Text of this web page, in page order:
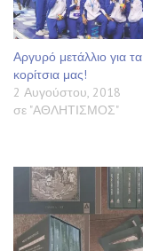
Αργυρό μετάλλιο για τα
κορίτσια μας!
2 Αυγούστου, 2018
σε "ΑΘΛΗΤΙΣΜΟΣ"